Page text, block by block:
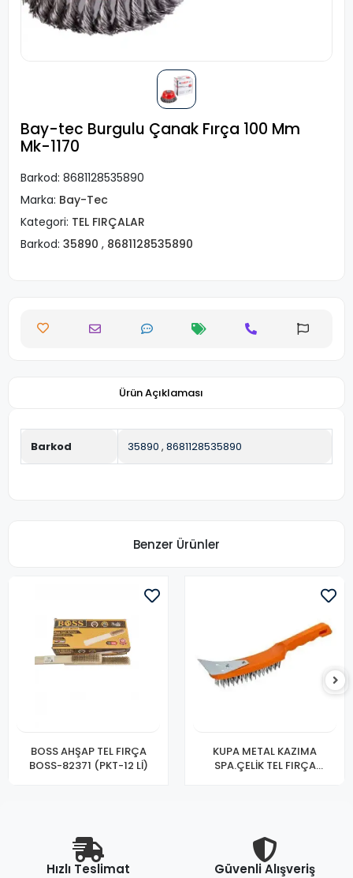
Bay-tec Burgulu Çanak Fırça 100 Mm
Mk-1170
Barkod: 8681128535890
Marka: Bay-Tec
Kategori: TEL FIRÇALAR
Barkod: 35890 , 8681128535890
Ürün Açıklaması
Barkod 35890 , 8681128535890
Benzer Ürünler
BOSS AHŞAP TEL FIRÇA
BOSS-82371 (PKT-12 Lİ)
KUPA METAL KAZIMA
SPA.ÇELİK TEL FIRÇA
Hızlı Teslimat Güvenli Alışveriş